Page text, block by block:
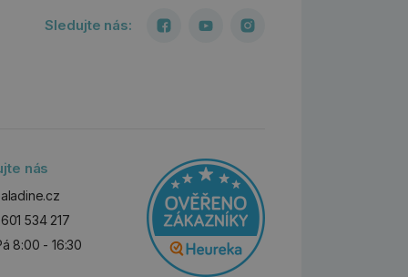
Sledujte nás:
nás
534 217
8:00 - 16:30